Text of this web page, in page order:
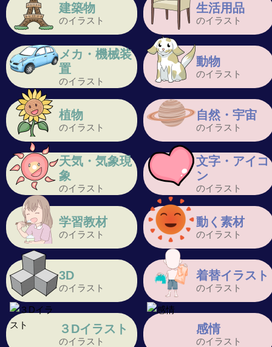
建築物
のイラスト
生活用品
のイラスト
メカ・機械装
置
のイラスト
動物
のイラスト
植物
のイラスト
自然・宇宙
のイラスト
天気・気象現
象
のイラスト
文字・アイコ
ン
のイラスト
学習教材
のイラスト
動く素材
のイラスト
3D
のイラスト
着替イラスト
のイラスト
３Dイラスト
のイラスト
感情
のイラスト